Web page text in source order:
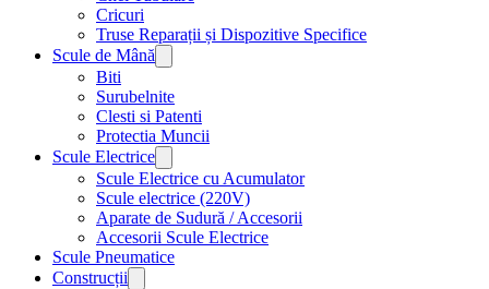
Cricuri
Truse Reparații și Dispozitive Specifice
Scule de Mână
Biti
Surubelnite
Clesti si Patenti
Protectia Muncii
Scule Electrice
Scule Electrice cu Acumulator
Scule electrice (220V)
Aparate de Sudură / Accesorii
Accesorii Scule Electrice
Scule Pneumatice
Construcții